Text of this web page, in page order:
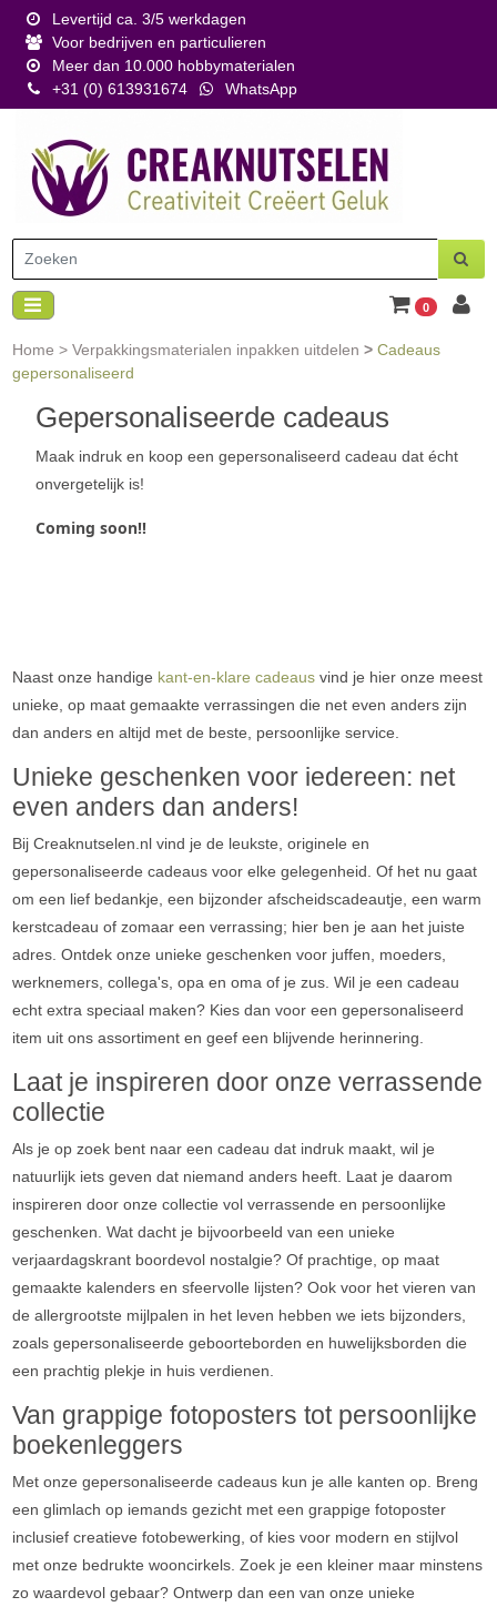
Levertijd ca. 3/5 werkdagen
Voor bedrijven en particulieren
Meer dan 10.000 hobbymaterialen
+31 (0) 613931674
WhatsApp
0
Home > Verpakkingsmaterialen inpakken uitdelen > Cadeaus
gepersonaliseerd
Gepersonaliseerde cadeaus
Maak indruk en koop een gepersonaliseerd cadeau dat écht
onvergetelijk is!
Coming soon!!
Naast onze handige kant-en-klare cadeausvind je hier onze meest
unieke, op maat gemaakte verrassingen die net even anders zijn
dan anders en altijd met de beste, persoonlijke service.
Unieke geschenken voor iedereen: net
even anders dan anders!
Bij Creaknutselen.nl vind je de leukste, originele en
gepersonaliseerde cadeaus voor elke gelegenheid. Of het nu gaat
om een lief bedankje, een bijzonder afscheidscadeautje, een warm
kerstcadeau of zomaar een verrassing; hier ben je aan het juiste
adres. Ontdek onze unieke geschenken voor juffen, moeders,
werknemers, collega's, opa en oma of je zus. Wil je een cadeau
echt extra speciaal maken? Kies dan voor een gepersonaliseerd
item uit ons assortiment en geef een blijvende herinnering.
Laat je inspireren door onze verrassende
collectie
Als je op zoek bent naar een cadeau dat indruk maakt, wil je
natuurlijk iets geven dat niemand anders heeft. Laat je daarom
inspireren door onze collectie vol verrassende en persoonlijke
geschenken. Wat dacht je bijvoorbeeld van een unieke
verjaardagskrant boordevol nostalgie? Of prachtige, op maat
gemaakte kalenders en sfeervolle lijsten? Ook voor het vieren van
de allergrootste mijlpalen in het leven hebben we iets bijzonders,
zoals gepersonaliseerde geboorteborden en huwelijksborden die
een prachtig plekje in huis verdienen.
Van grappige fotoposters tot persoonlijke
boekenleggers
Met onze gepersonaliseerde cadeaus kun je alle kanten op. Breng
een glimlach op iemands gezicht met een grappige fotoposter
inclusief creatieve fotobewerking, of kies voor modern en stijlvol
met onze bedrukte wooncirkels. Zoek je een kleiner maar minstens
zo waardevol gebaar? Ontwerp dan een van onze unieke